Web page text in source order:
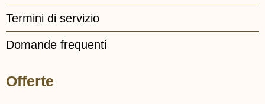
Termini di servizio
Domande frequenti
Offerte